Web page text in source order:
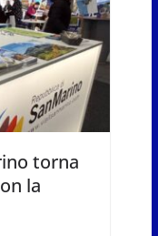
torna
la